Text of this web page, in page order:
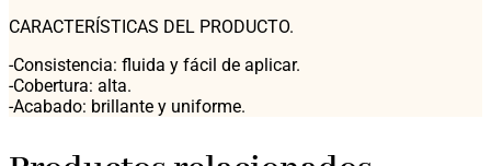
CARACTERÍSTICAS DEL PRODUCTO.
-Consistencia: fluida y fácil de aplicar.
-Cobertura: alta.
-Acabado: brillante y uniforme.